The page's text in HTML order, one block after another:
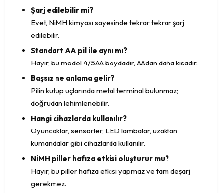
Şarj edilebilir mi?
Evet, NiMH kimyası sayesinde tekrar tekrar şarj
edilebilir.
Standart AA pil ile aynı mı?
Hayır, bu model 4/5AA boydadır, AA’dan daha kısadır.
Başsız ne anlama gelir?
Pilin kutup uçlarında metal terminal bulunmaz;
doğrudan lehimlenebilir.
Hangi cihazlarda kullanılır?
Oyuncaklar, sensörler, LED lambalar, uzaktan
kumandalar gibi cihazlarda kullanılır.
NiMH piller hafıza etkisi oluşturur mu?
Hayır, bu piller hafıza etkisi yapmaz ve tam deşarj
gerekmez.